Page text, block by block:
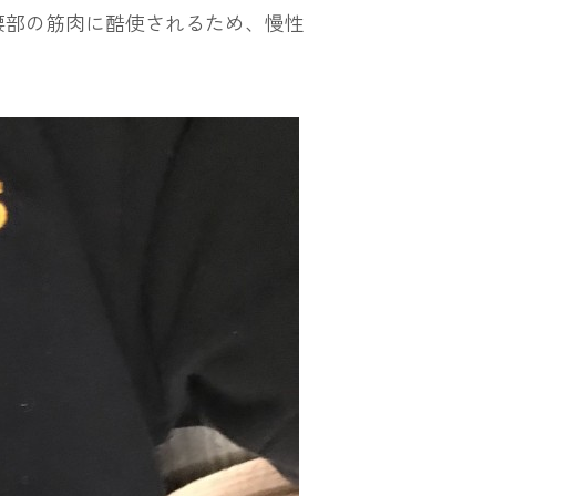
の筋肉に酷使されるため、慢性